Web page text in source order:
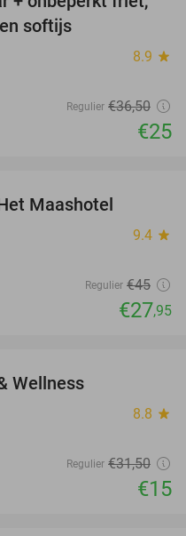
32%
softijs
8.9 star
Regulier €36,50
€25
Maashotel
9.4 star
Regulier €45
€27,95
Wellness
8.8 star
Regulier €31,50
€15